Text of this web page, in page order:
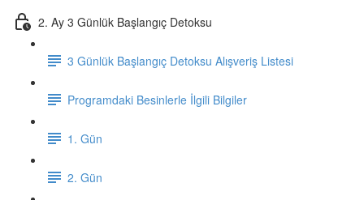
2. Ay 3 Günlük Başlangıç Detoksu
3 Günlük Başlangıç Detoksu Alışveriş Listesi
Programdaki Besinlerle İlgili Bilgiler
1. Gün
2. Gün